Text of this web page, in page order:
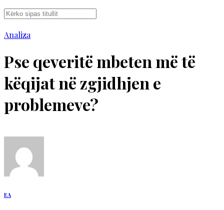
Analiza
Pse qeveritë mbeten më të
këqijat në zgjidhjen e
problemeve?
EA